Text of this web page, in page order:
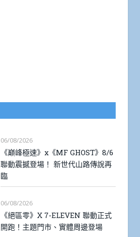
06/08/2026
《巔峰極速》x《MF GHOST》8/6
聯動震撼登場！ 新世代山路傳說再
臨
06/08/2026
《絕區零》X 7-ELEVEN 聯動正式
開跑！主題門市、實體周邊登場